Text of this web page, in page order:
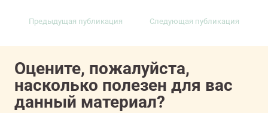
Предыдущая публикация Следующая публикация
Оцените, пожалуйста,
насколько полезен для вас
данный материал?